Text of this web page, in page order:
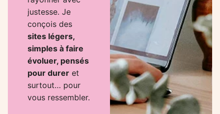
justesse. Je
conçois des
sites légers,
simples à faire
évoluer, pensés
pour durer et
surtout… pour
vous ressembler.